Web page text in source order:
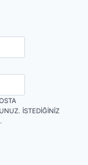
İSTEDIĞINIZ